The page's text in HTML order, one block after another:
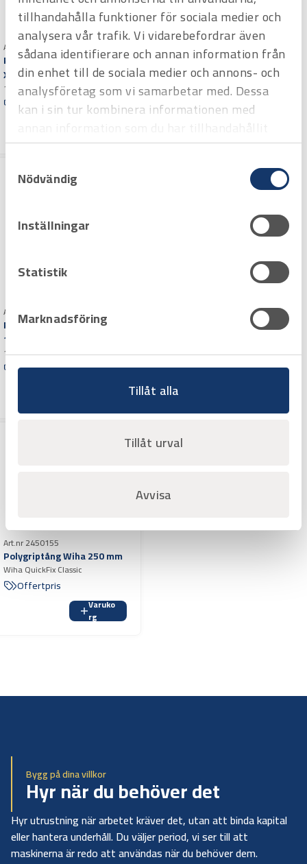
tillhandahålla funktioner för sociala medier och
analysera vår trafik. Vi vidarebefordrar även
sådana identifierare och annan information från
din enhet till de sociala medier och annons- och
analysföretag som vi samarbetar med. Dessa
kan i sin tur kombinera informationen med
eller som de har samlat in när du har använt
Nödvändig
Inställningar
Statistik
Marknadsföring
Tillåt alla
Tillåt urval
Avvisa
Art.nr 2450109
Polygriptång Knipex Cobra
XS 100 mm
100 mm
Offertpris
Art.nr 2450112
Polygriptång Knipex
Alligator 300 mm
300 mm
Offertpris
Varuko
Art.nr 2450116
Polygriptång Knipex Cobra
180 mm
180 mm
Offertpris
Varuko
rg
Art.nr 2450155
Polygriptång Wiha 250 mm
Wiha QuickFix Classic
Offertpris
Varuko
rg
Bygg på dina villkor
Hyr när du behöver det
Hyr utrustning när arbetet kräver det, utan att binda kapital
eller hantera underhåll. Du väljer period, vi ser till att
maskinerna är redo att användas när du behöver dem.